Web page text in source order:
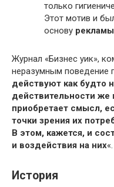
только
Этот мотив и
основу рекламы
Журнал «Бизнес уик»,
неразумным поведение
действуют как будто
действительности же
приобретает смысл,
точки зрения их
В этом, кажется, и
и воздействия на них«.
История